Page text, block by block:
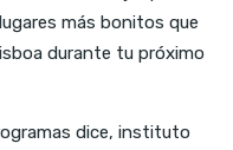
más bonitos que
durante tu próximo
dice, instituto